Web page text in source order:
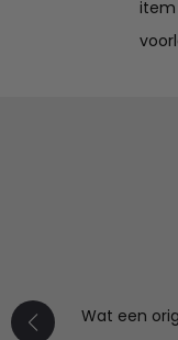
item
Wat een